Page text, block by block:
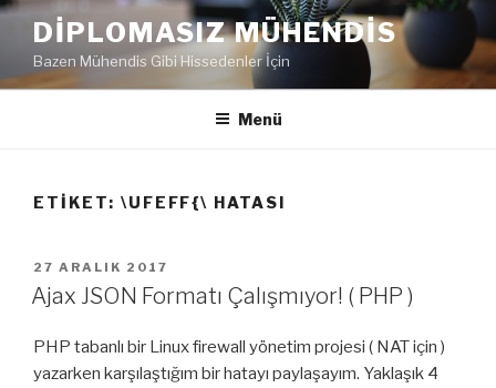
İçeriğe
DIPLOMASIZ MÜHENDIS
Bazen Mühendis Gibi Hissedenler İçin
Menü
ETIKET: \UFEFF{\ HATASI
YAYIM
TARIHI
27 ARALIK 2017
Ajax JSON Formatı Çalışmıyor! ( PHP )
PHP tabanlı bir Linux firewall yönetim projesi ( NAT için )
yazarken karşılaştığım bir hatayı paylaşayım. Yaklaşık 4